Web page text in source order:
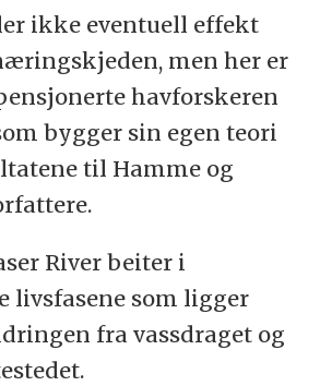
ikke eventuell effekt
men her er
havforskeren
bygger sin egen teori
til Hamme og
River beiter i
livsfasene som ligger
fra vassdraget og